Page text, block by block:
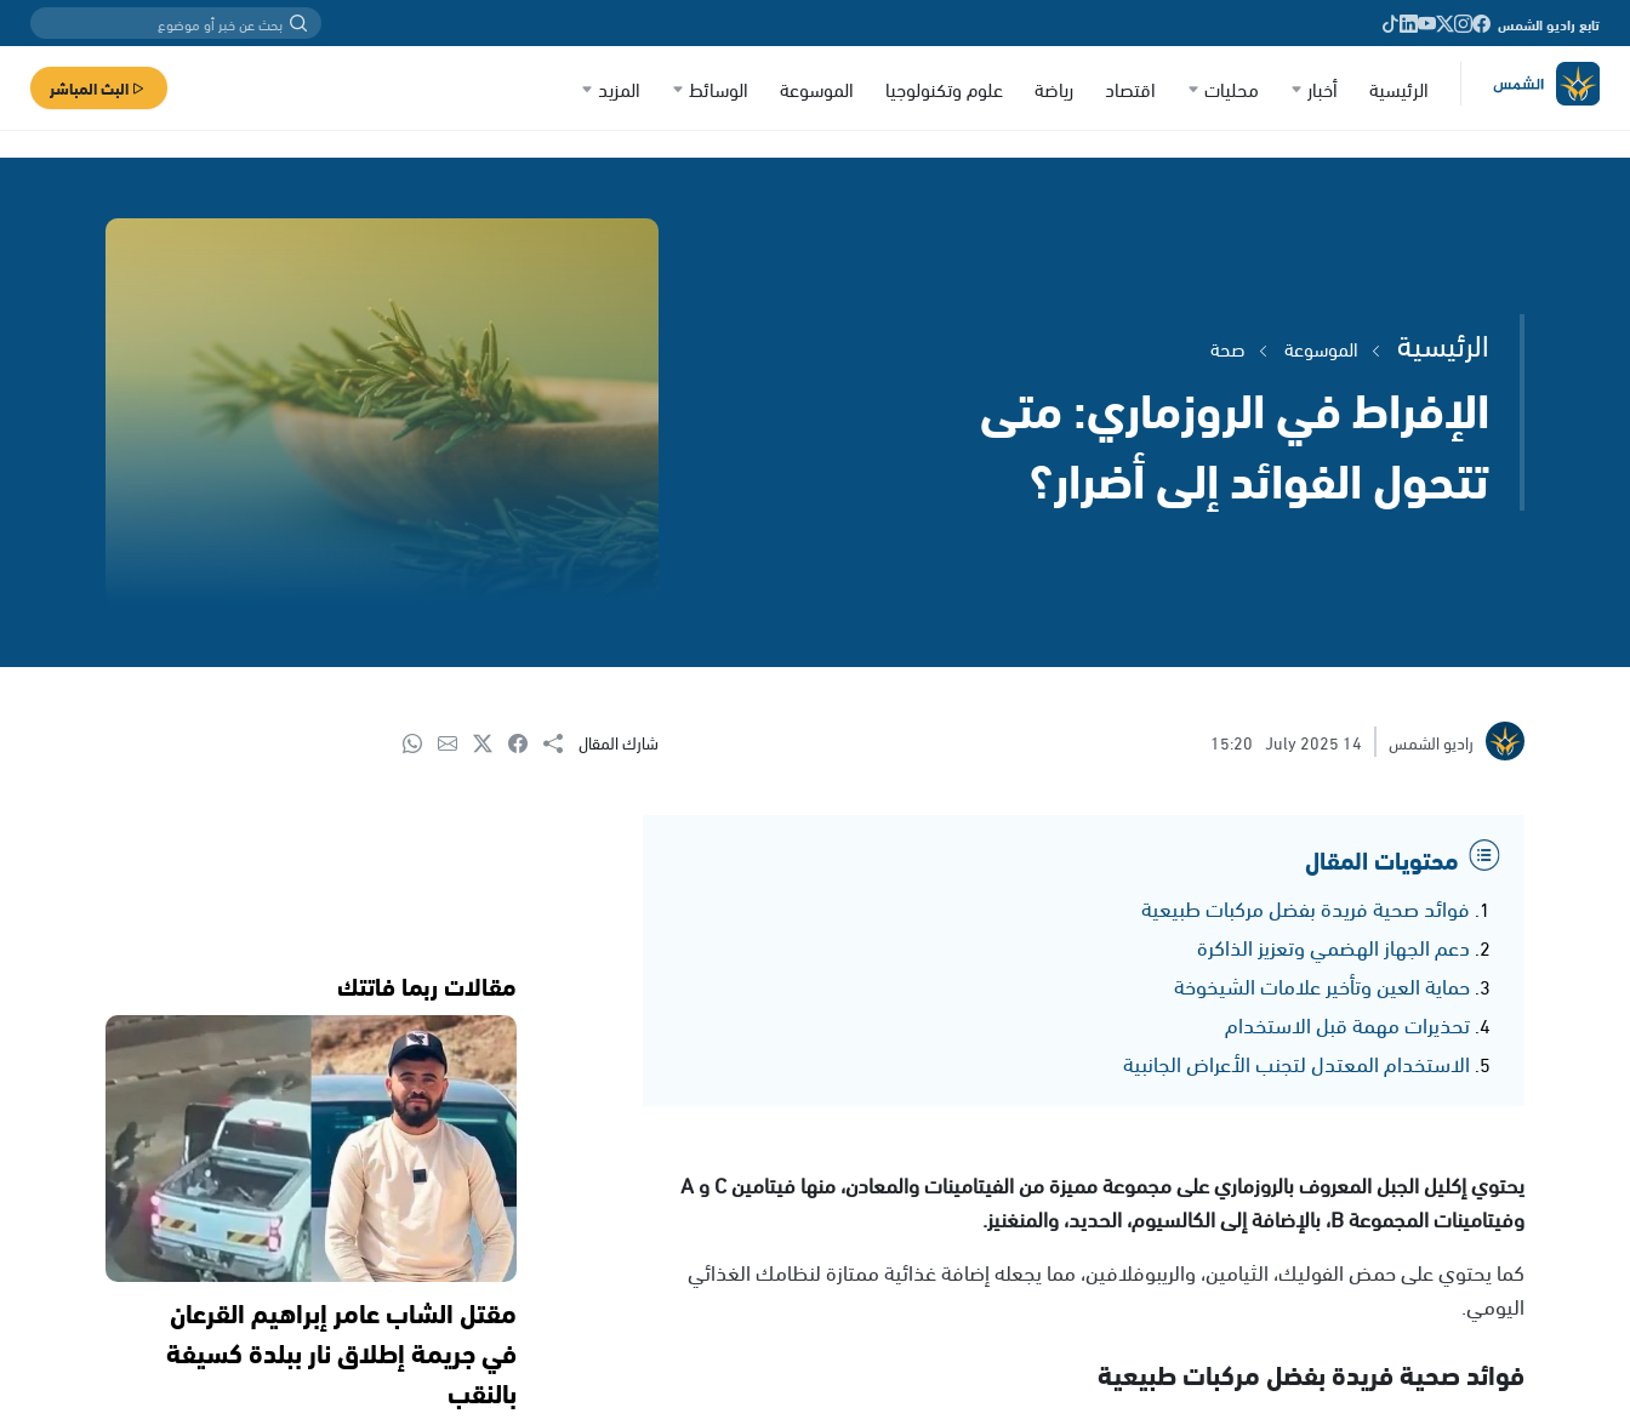
تابع راديو الشمس
الرئيسية أخبار محليات اقتصاد رياضة علوم وتكنولوجيا الموسوعة الوسائط المزيد البث المباشر
الرئيسية الموسوعة صحة
الإفراط في الروزماري: متى
تتحول الفوائد إلى أضرار؟
راديو الشمس 14 July 2025
15:20 شارك المقال
محتويات المقال
فوائد صحية فريدة بفضل مركبات طبيعية
دعم الجهاز الهضمي وتعزيز الذاكرة
حماية العين وتأخير علامات الشيخوخة
تحذيرات مهمة قبل الاستخدام
الاستخدام المعتدل لتجنب الأعراض الجانبية
يحتوي إكليل الجبل المعروف بالروزماري على مجموعة مميزة من الفيتامينات والمعادن، منها فيتامين C و A
وفيتامينات المجموعة B، بالإضافة إلى الكالسيوم، الحديد، والمنغنيز.
كما يحتوي على حمض الفوليك، الثيامين، والريبوفلافين، مما يجعله إضافة غذائية ممتازة لنظامك الغذائي
اليومي.
فوائد صحية فريدة بفضل مركبات طبيعية
مقالات ربما فاتتك
مقتل الشاب عامر إبراهيم القرعان
في جريمة إطلاق نار ببلدة كسيفة
بالنقب